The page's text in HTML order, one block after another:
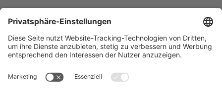
Deutschen Gießerei-Industrie e.V.